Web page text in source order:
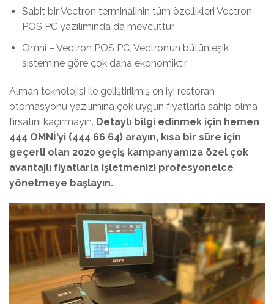
Sabit bir Vectron terminalinin tüm özellikleri Vectron
POS PC yazılımında da mevcuttur.
Omni – Vectron POS PC, Vectron’un bütünleşik
sistemine göre çok daha ekonomiktir.
Alman teknolojisi ile geliştirilmiş en iyi restoran
otomasyonu yazılımına çok uygun fiyatlarla sahip olma
fırsatını kaçırmayın. Detaylı bilgi edinmek için hemen
444 OMNİ’yi (444 66 64) arayın, kısa bir süre için
geçerli olan 2020 geçiş kampanyamıza özel çok
avantajlı fiyatlarla işletmenizi profesyonelce
yönetmeye başlayın.